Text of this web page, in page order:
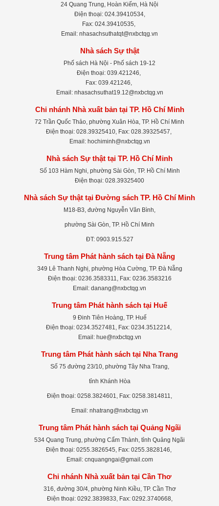
24 Quang Trung, Hoàn Kiếm, Hà Nội
Điện thoại: 024.39410534,
Fax: 024.39410535,
Email: nhasachsuthatqt@nxbctqg.vn
Nhà sách Sự thật
Phố sách Hà Nội - Phố sách 19-12
Điện thoại: 039.421246,
Fax: 039.421246,
Email: nhasachsuthat19.12@nxbctqg.vn
Chi nhánh Nhà xuất bản tại TP. Hồ Chí Minh
72 Trần Quốc Thảo, phường Xuân Hòa, TP. Hồ Chí Minh
Điện thoại: 028.39325410, Fax: 028.39325457,
Email: hochiminh@nxbctqg.vn
Nhà sách Sự thật tại TP. Hồ Chí Minh
Số 103 Hàm Nghi, phường Sài Gòn, TP. Hồ Chí Minh
Điện thoại: 028.39325400
Nhà sách Sự thật tại Đường sách TP. Hồ Chí Minh
M18-B3, đường Nguyễn Văn Bình,
phường Sài Gòn, TP. Hồ Chí Minh
ĐT: 0903.915.527
Trung tâm Phát hành sách tại Đà Nẵng
349 Lê Thanh Nghị, phường Hòa Cường, TP. Đà Nẵng
Điện thoại: 0236.3583311, Fax: 0236.3583216
Email: danang@nxbctqg.vn
Trung tâm Phát hành sách tại Huế
9 Đinh Tiên Hoàng, TP. Huế
Điện thoại: 0234.3527481, Fax: 0234.3512214,
Email: hue@nxbctqg.vn
Trung tâm Phát hành sách tại Nha Trang
Số 75 đường 23/10, phường Tây Nha Trang,
tỉnh Khánh Hòa
Điện thoại: 0258.3824601, Fax: 0258.3814811,
Email: nhatrang@nxbctqg.vn
Trung tâm Phát hành sách tại Quảng Ngãi
534 Quang Trung, phường Cẩm Thành, tỉnh Quảng Ngãi
Điện thoại: 0255.3826545, Fax: 0255.3828146,
Email: cnquangngai@gmail.com
Chi nhánh Nhà xuất bản tại Cần Thơ
316, đường 30/4, phường Ninh Kiều, TP. Cần Thơ
Điện thoại: 0292.3839833, Fax: 0292.3740668,